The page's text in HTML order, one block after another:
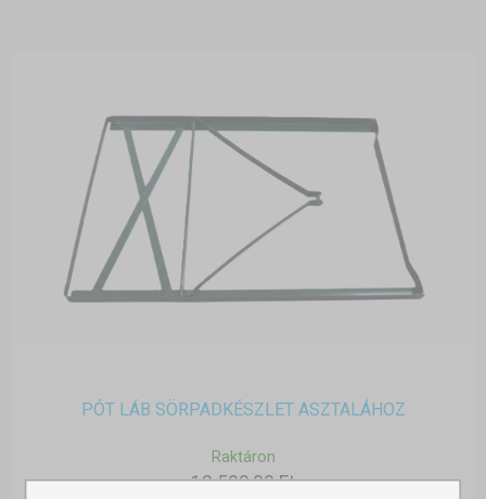
PÓT LÁB SÖRPADKÉSZLET ASZTALÁHOZ
Raktáron
12 580,00 Ft